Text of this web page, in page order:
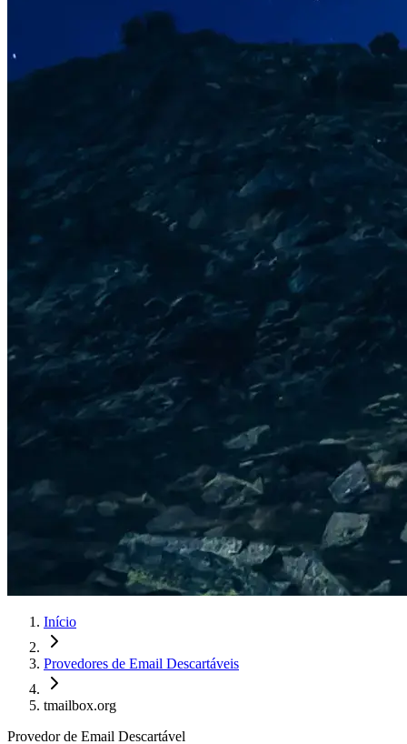
Início
Provedores de Email Descartáveis
tmailbox.org
Provedor de Email Descartável